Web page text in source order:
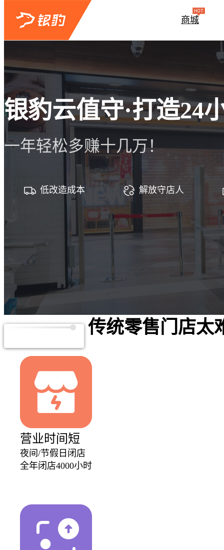
商城
银豹云值守·打造24
一年轻松多赚十几万！
低改造成本 解放守店人
传统零售门店太
营业时间短
夜间/节假日闭店
全年闭店4000小时